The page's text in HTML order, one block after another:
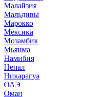
Малайзия
Мальдивы
Марокко
Мексика
Мозамбик
Мьянма
Намибия
Непал
Никарагуа
ОАЭ
Оман